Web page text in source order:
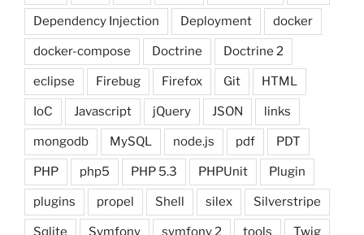
Dependency Injection Deployment docker
docker-compose Doctrine Doctrine 2
eclipse Firebug Firefox Git HTML
IoC Javascript jQuery JSON links
mongodb MySQL node.js pdf PDT
PHP php5 PHP 5.3 PHPUnit Plugin
plugins propel Shell silex Silverstripe
Sqlite Symfony symfony 2 tools Twig